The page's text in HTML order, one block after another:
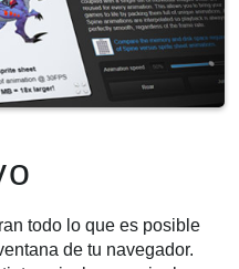
todo lo que es posible
de tu navegador.